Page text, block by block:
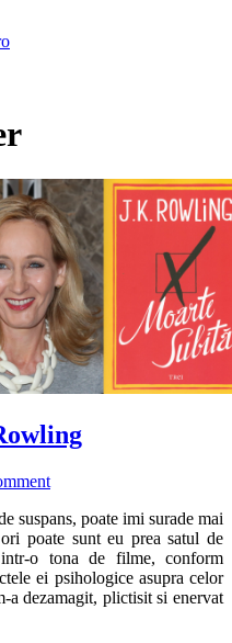
suspans, poate imi surade mai
poate sunt eu prea satul de
intr-o tona de filme, conform
ei psihologice asupra celor
a dezamagit, plictisit si enervat